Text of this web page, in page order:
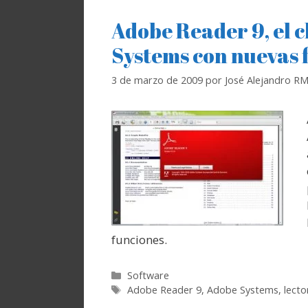
Adobe Reader 9, el
Systems con
3 de marzo de 2009 por José Alejandro RM
funciones.
Categorías
Software
Etiquetas
Adobe Reader 9,Adobe Systems,